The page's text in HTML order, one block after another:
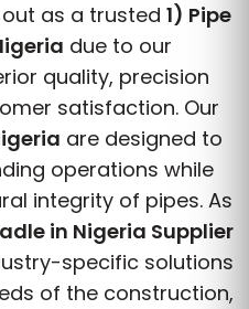
out as a trusted 1) Pipe
due to our
quality, precision
satisfaction. Our
are designed to
operations while
integrity of pipes. As
in Nigeria Supplier
specific solutions
of the construction,